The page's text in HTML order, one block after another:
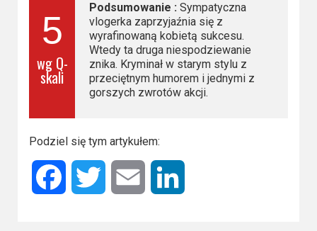
5
wg Q-
skali
Podsumowanie :Sympatyczna
vlogerka zaprzyjaźnia się z
wyrafinowaną kobietą sukcesu.
Wtedy ta druga niespodziewanie
znika. Kryminał w starym stylu z
przeciętnym humorem i jednymi z
gorszych zwrotów akcji.
Podziel się tym artykułem:
Facebook Twitter Email